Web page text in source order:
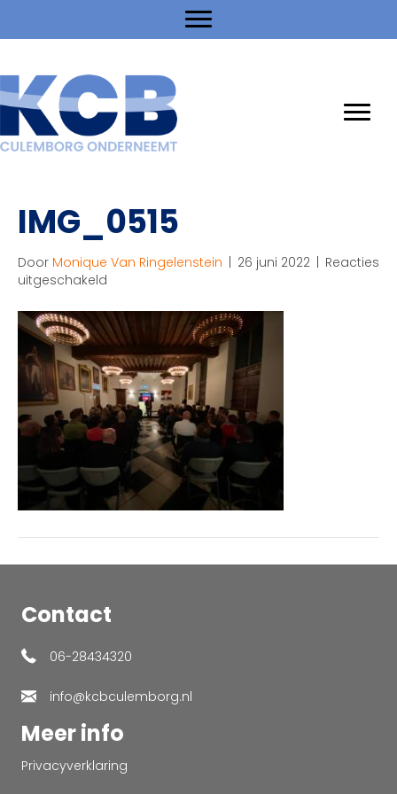
IMG_0515
Door Monique Van Ringelenstein | 26 juni 2022 | Reacties
uitgeschakeld
Contact
06-28434320
info@kcbculemborg.nl
Meer info
Privacyverklaring